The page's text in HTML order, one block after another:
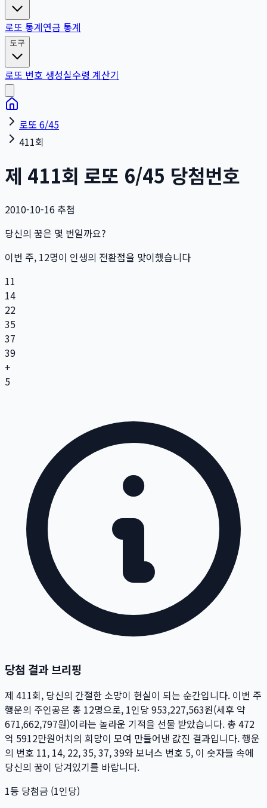
로또 통계연금 통계
도구
로또 번호 생성실수령 계산기
로또 6/45
411회
제 411회 로또 6/45 당첨번호
2010-10-16 추첨
당신의 꿈은 몇 번일까요?
이번 주, 12명이 인생의 전환점을 맞이했습니다
11
14
22
35
37
39
+
5
당첨 결과 브리핑
제 411회, 당신의 간절한 소망이 현실이 되는 순간입니다. 이번 주
행운의 주인공은 총 12명으로, 1인당953,227,563원(세후 약
671,662,797원)이라는 놀라운 기적을 선물 받았습니다. 총 472
억 5912만원어치의 희망이 모여 만들어낸 값진 결과입니다. 행운
의 번호 11, 14, 22, 35, 37, 39와 보너스 번호 5, 이 숫자들 속에
당신의 꿈이 담겨있기를 바랍니다.
1등 당첨금 (1인당)